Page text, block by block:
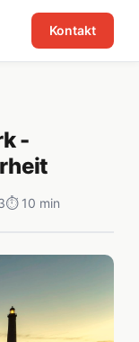
Kontakt
-
⏱ 10 min